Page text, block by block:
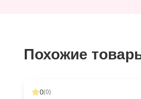
Похожие
0(0)